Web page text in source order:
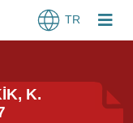
TR
K.